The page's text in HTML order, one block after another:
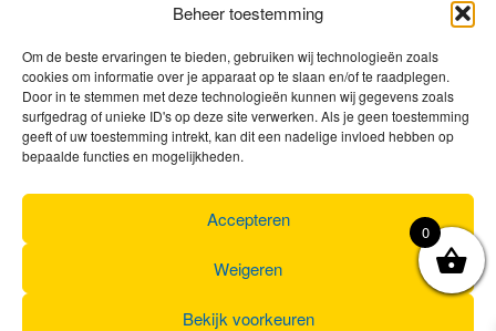
Beheer toestemming
Om de beste ervaringen te bieden, gebruiken wij technologieën zoals
cookies om informatie over je apparaat op te slaan en/of te raadplegen.
Door in te stemmen met deze technologieën kunnen wij gegevens zoals
surfgedrag of unieke ID's op deze site verwerken. Als je geen toestemming
geeft of uw toestemming intrekt, kan dit een nadelige invloed hebben op
bepaalde functies en mogelijkheden.
Accepteren
Weigeren
Bekijk voorkeuren
Openingsuren
Ma
gesloten
Di
9u – 12u
13u – 18u00
Wo
9u – 12u
13u – 18u00
Do
9u – 12u
13u – 18u00
13u – 18u00
Za
0